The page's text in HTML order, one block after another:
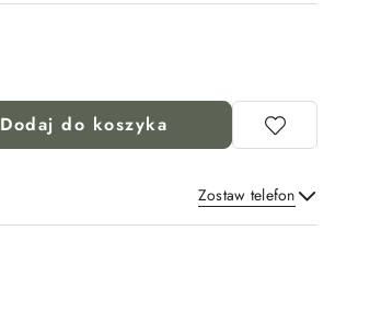
Dodaj do koszyka
Zostaw telefon
Wyślij